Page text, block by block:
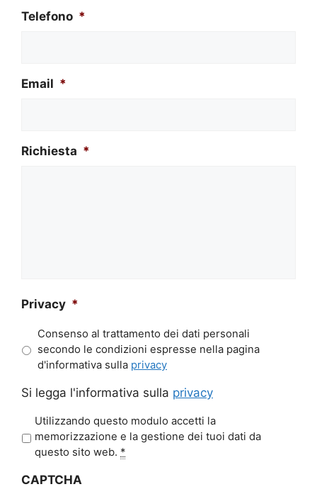
Telefono *
Email *
Richiesta *
Privacy *
Consenso al trattamento dei dati personali
secondo le condizioni espresse nella pagina
d'informativa sulla privacy
Si legga l'informativa sulla privacy
r
a
Utilizzando questo modulo accetti la
memorizzazione e la gestione dei tuoi dati da
questo sito web. *
CAPTCHA